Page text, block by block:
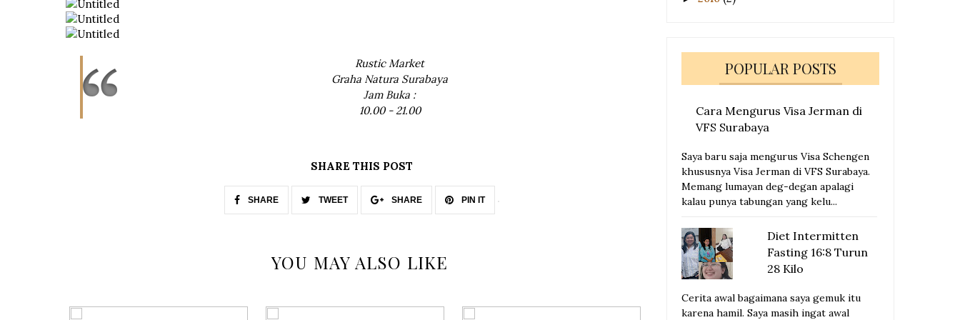
Rustic Market
Graha Natura Surabaya
Jam Buka :
10.00 - 21.00
SHARE THIS POST
SHARE TWEET SHARE PIN IT
YOU MAY ALSO LIKE
POPULAR POSTS
Cara Mengurus Visa Jerman di
VFS Surabaya
Saya baru saja mengurus Visa Schengen
khususnya Visa Jerman di VFS Surabaya.
Memang lumayan deg-degan apalagi
kalau punya tabungan yang kelu...
Diet Intermitten
Fasting 16:8 Turun
28 Kilo
Cerita awal bagaimana saya gemuk itu
karena hamil. Saya masih ingat awal